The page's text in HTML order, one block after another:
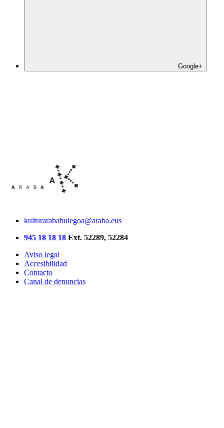
Google+
kulturarababulegoa@araba.eus
945 18 18 18 Ext. 52289, 52284
Aviso legal
Accesibilidad
Contacto
Canal de denuncias